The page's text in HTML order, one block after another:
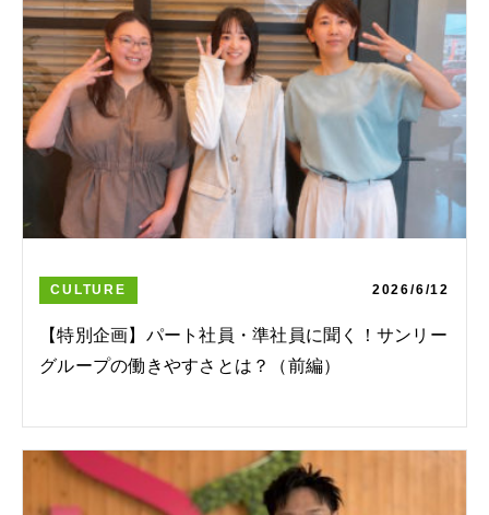
CULTURE 2026/6/12
【特別企画】パート社員・準社員に聞く！サンリー
グループの働きやすさとは？（前編）